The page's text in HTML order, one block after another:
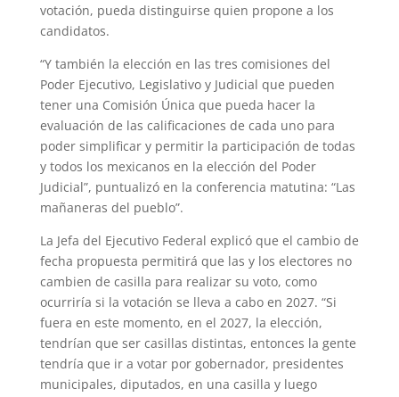
votación, pueda distinguirse quien propone a los
candidatos.
“Y también la elección en las tres comisiones del
Poder Ejecutivo, Legislativo y Judicial que pueden
tener una Comisión Única que pueda hacer la
evaluación de las calificaciones de cada uno para
poder simplificar y permitir la participación de todas
y todos los mexicanos en la elección del Poder
Judicial”, puntualizó en la conferencia matutina: “Las
mañaneras del pueblo”.
La Jefa del Ejecutivo Federal explicó que el cambio de
fecha propuesta permitirá que las y los electores no
cambien de casilla para realizar su voto, como
ocurriría si la votación se lleva a cabo en 2027. “Si
fuera en este momento, en el 2027, la elección,
tendrían que ser casillas distintas, entonces la gente
tendría que ir a votar por gobernador, presidentes
municipales, diputados, en una casilla y luego